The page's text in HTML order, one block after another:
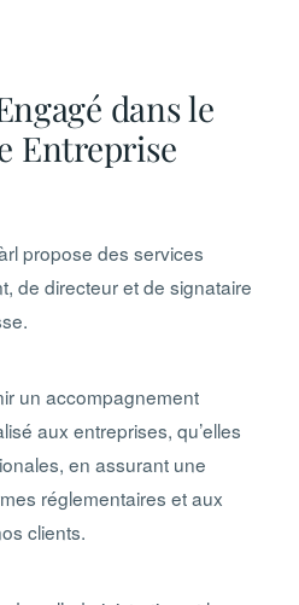
dans le
Entreprise
propose des services
de directeur et de signataire
un accompagnement
aux entreprises, qu’elles
en assurant une
réglementaires et aux
clients.